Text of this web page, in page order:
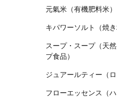
元氣米（有機肥料米）
キパワーソルト（焼き
スープ・スープ（天
プ食品）
ジュアールティー（ロ
フローエッセンス（ハ